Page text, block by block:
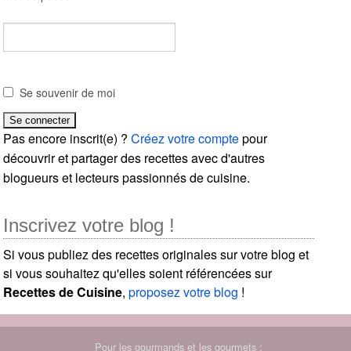
Se souvenir de moi
Pas encore inscrit(e) ?Créez votre comptepour
découvrir et partager des recettes avec d'autres
blogueurs et lecteurs passionnés de cuisine.
Inscrivez votre blog !
Si vous publiez des recettes originales sur votre blog et
si vous souhaitez qu'elles soient référencées sur
Recettes de Cuisine,proposez votre blog !
Pour les gourmands et les gourmets :